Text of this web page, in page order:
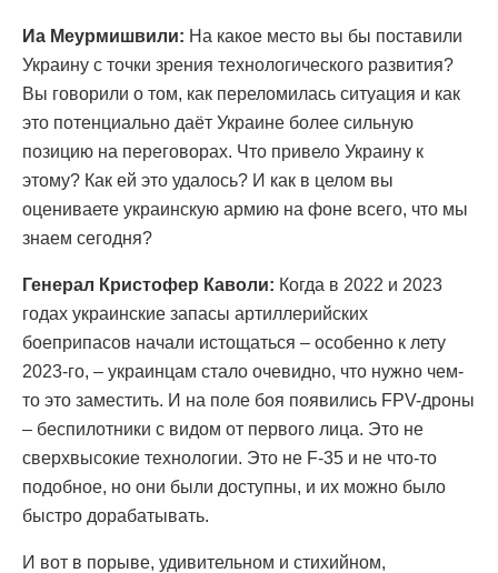
Иа Меурмишвили: На какое место вы бы поставили
Украину с точки зрения технологического развития?
Вы говорили о том, как переломилась ситуация и как
это потенциально даёт Украине более сильную
позицию на переговорах. Что привело Украину к
этому? Как ей это удалось? И как в целом вы
оцениваете украинскую армию на фоне всего, что мы
знаем сегодня?
Генерал Кристофер Каволи: Когда в 2022 и 2023
годах украинские запасы артиллерийских
боеприпасов начали истощаться – особенно к лету
2023-го, – украинцам стало очевидно, что нужно чем-
то это заместить. И на поле боя появились FPV-дроны
– беспилотники с видом от первого лица. Это не
сверхвысокие технологии. Это не F-35 и не что-то
подобное, но они были доступны, и их можно было
быстро дорабатывать.
И вот в порыве, удивительном и стихийном,